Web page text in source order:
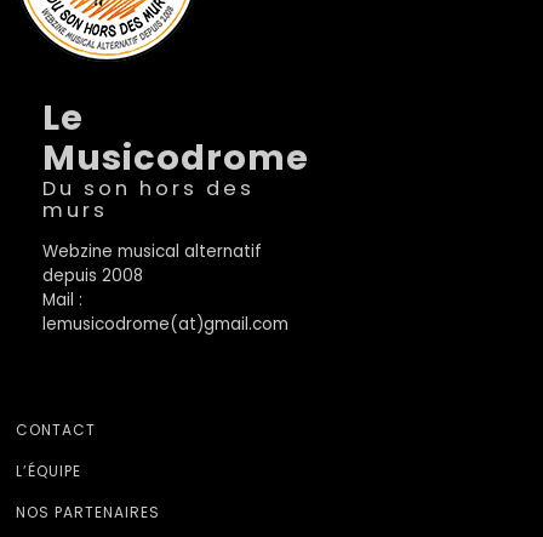
Le
Musicodrome
Du son hors des
murs
Webzine musical alternatif
depuis 2008
Mail :
lemusicodrome(at)gmail.com
CONTACT
L’ÉQUIPE
NOS PARTENAIRES